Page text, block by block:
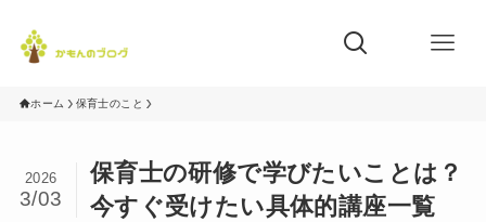
ホーム 保育士のこと
保育士の研修で学びたいことは？
今すぐ受けたい具体的講座一覧
2026
3/03